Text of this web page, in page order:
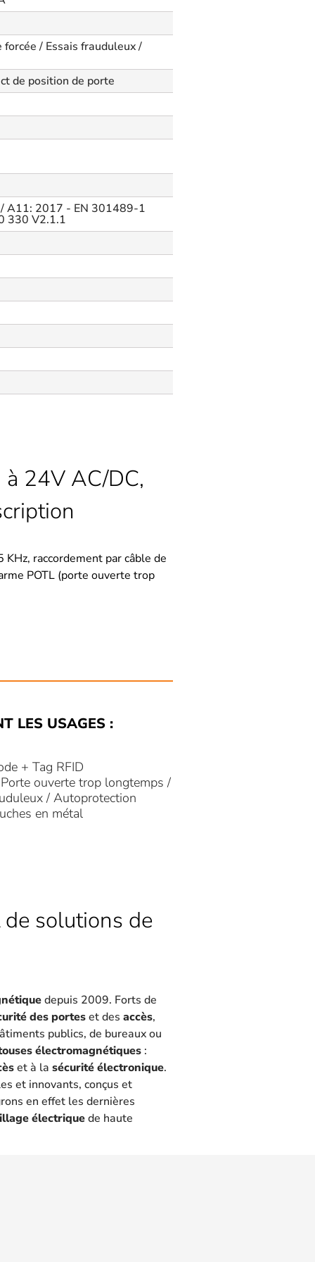
/ Essais frauduleux /
de position de porte
A11: 2017 - EN 301489-1
330 V2.1.1
24V AC/DC,
raccordement par câble de
POTL (porte ouverte trop
LES USAGES :
+ Tag RFID
ouverte trop longtemps /
/ Autoprotection
en métal
solutions de
depuis 2009. Forts de
des porteset des accès,
publics, de bureaux ou
électromagnétiques :
et à la sécurité électronique.
et innovants, conçus et
en effet les dernières
électriquede haute